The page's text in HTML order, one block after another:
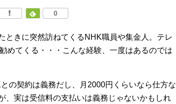
0
ときに突然訪ねてくるNHK職員や集金人。テレ
めてくる・・・こんな経験、一度はあるのでは
の契約は義務だし、月2000円くらいなら仕方な
、実は受信料の支払いは義務じゃないかもしれ